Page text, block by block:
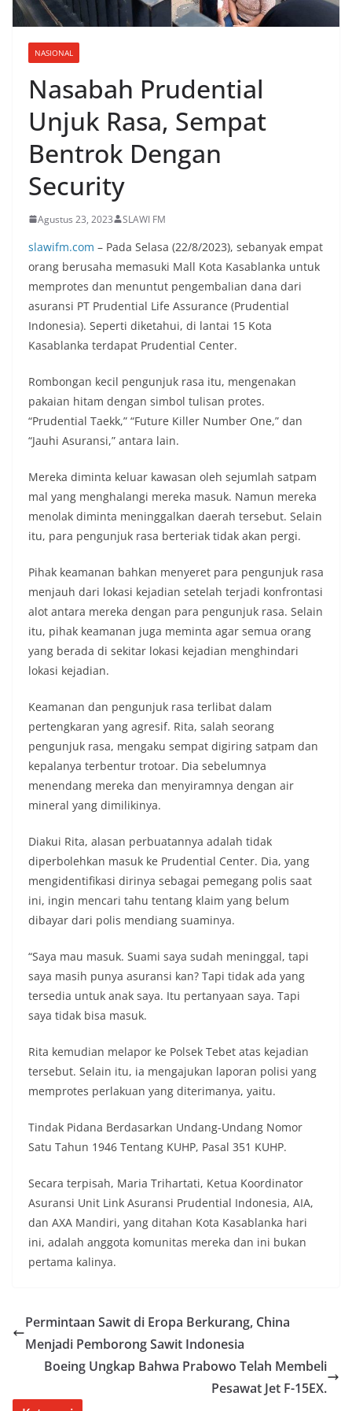
NASIONAL
Nasabah Prudential
Unjuk Rasa, Sempat
Bentrok Dengan
Security
Agustus 23, 2023 SLAWI FM
slawifm.com – Pada Selasa (22/8/2023), sebanyak empat
orang berusaha memasuki Mall Kota Kasablanka untuk
memprotes dan menuntut pengembalian dana dari
asuransi PT Prudential Life Assurance (Prudential
Indonesia). Seperti diketahui, di lantai 15 Kota
Kasablanka terdapat Prudential Center.
Rombongan kecil pengunjuk rasa itu, mengenakan
pakaian hitam dengan simbol tulisan protes.
“Prudential Taekk,” “Future Killer Number One,” dan
“Jauhi Asuransi,” antara lain.
Mereka diminta keluar kawasan oleh sejumlah satpam
mal yang menghalangi mereka masuk. Namun mereka
menolak diminta meninggalkan daerah tersebut. Selain
itu, para pengunjuk rasa berteriak tidak akan pergi.
Pihak keamanan bahkan menyeret para pengunjuk rasa
menjauh dari lokasi kejadian setelah terjadi konfrontasi
alot antara mereka dengan para pengunjuk rasa. Selain
itu, pihak keamanan juga meminta agar semua orang
yang berada di sekitar lokasi kejadian menghindari
lokasi kejadian.
Keamanan dan pengunjuk rasa terlibat dalam
pertengkaran yang agresif. Rita, salah seorang
pengunjuk rasa, mengaku sempat digiring satpam dan
kepalanya terbentur trotoar. Dia sebelumnya
menendang mereka dan menyiramnya dengan air
mineral yang dimilikinya.
Diakui Rita, alasan perbuatannya adalah tidak
diperbolehkan masuk ke Prudential Center. Dia, yang
mengidentifikasi dirinya sebagai pemegang polis saat
ini, ingin mencari tahu tentang klaim yang belum
dibayar dari polis mendiang suaminya.
“Saya mau masuk. Suami saya sudah meninggal, tapi
saya masih punya asuransi kan? Tapi tidak ada yang
tersedia untuk anak saya. Itu pertanyaan saya. Tapi
saya tidak bisa masuk.
Rita kemudian melapor ke Polsek Tebet atas kejadian
tersebut. Selain itu, ia mengajukan laporan polisi yang
memprotes perlakuan yang diterimanya, yaitu.
Tindak Pidana Berdasarkan Undang-Undang Nomor
Satu Tahun 1946 Tentang KUHP, Pasal 351 KUHP.
Secara terpisah, Maria Trihartati, Ketua Koordinator
Asuransi Unit Link Asuransi Prudential Indonesia, AIA,
dan AXA Mandiri, yang ditahan Kota Kasablanka hari
ini, adalah anggota komunitas mereka dan ini bukan
pertama kalinya.
Permintaan Sawit di Eropa Berkurang, China
Menjadi Pemborong Sawit Indonesia
Boeing Ungkap Bahwa Prabowo Telah Membeli
Pesawat Jet F-15EX.